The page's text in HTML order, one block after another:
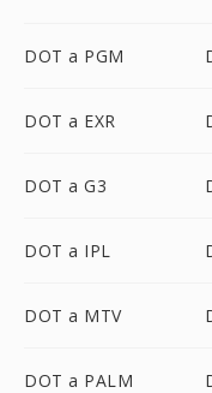
DOT a PGM
DOT a EXR
DOT a G3
DOT a IPL
DOT a MTV
DOT a PALM